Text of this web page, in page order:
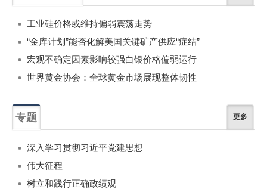
工业硅价格或维持偏弱震荡走势
“金库计划”能否化解美国关键矿产供应“症结”
宏观不确定因素影响较强白银价格偏弱运行
世界黄金协会：全球黄金市场展现整体韧性
专题 更多
深入学习贯彻习近平党建思想
伟大征程
树立和践行正确政绩观